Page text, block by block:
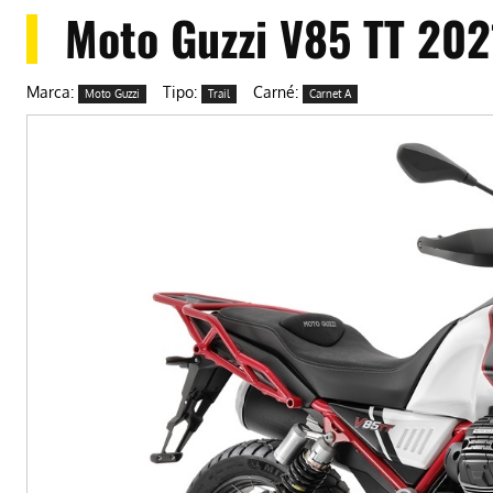
Moto Guzzi V85 TT
Marca: Moto Guzzi Tipo: Trail Carné: Carnet A